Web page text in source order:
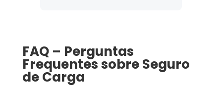
FAQ – Perguntas
Frequentes sobre Seguro
de Carga